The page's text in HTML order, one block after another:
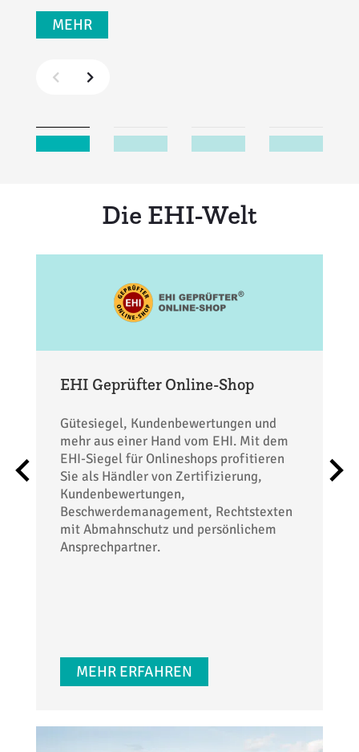
MEHR
Die EHI-Welt
EHI Geprüfter Online-Shop
Gütesiegel, Kundenbewertungen und
mehr aus einer Hand vom EHI. Mit dem
EHI-Siegel für Onlineshops profitieren
Sie als Händler von Zertifizierung,
Kundenbewertungen,
Beschwerdemanagement, Rechtstexten
mit Abmahnschutz und persönlichem
Ansprechpartner.
MEHR ERFAHREN